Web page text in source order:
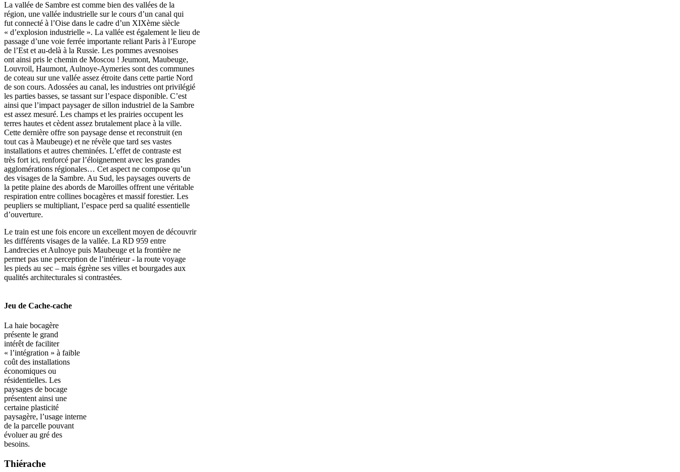
La vallée de Sambre est comme bien des vallées de la
région, une vallée industrielle sur le cours d’un canal qui
fut connecté à l’Oise dans le cadre d’un XIXème siècle
« d’explosion industrielle ». La vallée est également le lieu de
passage d’une voie ferrée importante reliant Paris à l’Europe
de l’Est et au-delà à la Russie. Les pommes avesnoises
ont ainsi pris le chemin de Moscou ! Jeumont, Maubeuge,
Louvroil, Haumont, Aulnoye-Aymeries sont des communes
de coteau sur une vallée assez étroite dans cette partie Nord
de son cours. Adossées au canal, les industries ont privilégié
les parties basses, se tassant sur l’espace disponible. C’est
ainsi que l’impact paysager de sillon industriel de la Sambre
est assez mesuré. Les champs et les prairies occupent les
terres hautes et cèdent assez brutalement place à la ville.
Cette dernière offre son paysage dense et reconstruit (en
tout cas à Maubeuge) et ne révèle que tard ses vastes
installations et autres cheminées. L’effet de contraste est
très fort ici, renforcé par l’éloignement avec les grandes
agglomérations régionales… Cet aspect ne compose qu’un
des visages de la Sambre. Au Sud, les paysages ouverts de
la petite plaine des abords de Maroilles offrent une véritable
respiration entre collines bocagères et massif forestier. Les
peupliers se multipliant, l’espace perd sa qualité essentielle
d’ouverture.
Le train est une fois encore un excellent moyen de découvrir
les différents visages de la vallée. La RD 959 entre
Landrecies et Aulnoye puis Maubeuge et la frontière ne
permet pas une perception de l’intérieur - la route voyage
les pieds au sec – mais égrène ses villes et bourgades aux
qualités architecturales si contrastées.
Jeu de Cache-cache
La haie bocagère
présente le grand
intérêt de faciliter
« l’intégration » à faible
coût des installations
économiques ou
résidentielles. Les
paysages de bocage
présentent ainsi une
certaine plasticité
paysagère, l’usage interne
de la parcelle pouvant
évoluer au gré des
besoins.
Thiérache